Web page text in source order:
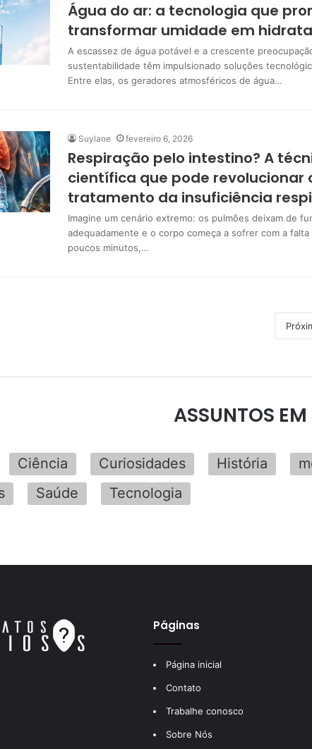
Água do ar: a tecnologia que
transformar umidade em
A escassez de água potável e a crescente
sustentabilidade têm impulsionado soluções
Entre elas, os geradores atmosféricos de água…
Suylane fevereiro 6, 2026
Respiração pelo intestino? A
científica que pode revolucionar
tratamento da insuficiência
Imagine um cenário extremo: os pulmões deixam de
adequadamente e o corpo começa a sofrer com a
poucos minutos,…
ASSUNTOS
Ciência Curiosidades História
Saúde Tecnologia
Páginas
Página inicial
Contato
Trabalhe conosco
Sobre Nós